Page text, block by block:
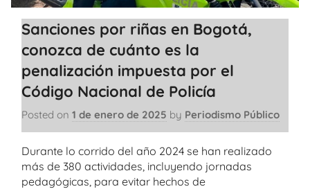
Sanciones por riñas en Bogotá,
conozca de cuánto es la
penalización impuesta por el
Código Nacional de Policía
Posted on 1 de enero de 2025 by Periodismo Público
Durante lo corrido del año 2024 se han realizado
más de 380 actividades, incluyendo jornadas
pedagógicas, para evitar hechos de